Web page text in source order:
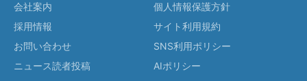
会社案内
採用情報
お問い合わせ
ニュース読者投稿
個人情報保護方針
サイト利用規約
SNS利用ポリシー
AIポリシー